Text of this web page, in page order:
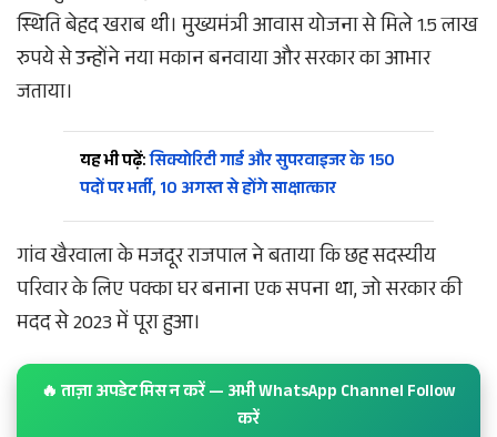
स्थिति बेहद खराब थी। मुख्यमंत्री आवास योजना से मिले 1.5 लाख
रुपये से उन्होंने नया मकान बनवाया और सरकार का आभार
जताया।
यह भी पढ़ें:सिक्योरिटी गार्ड और सुपरवाइजर के 150
पदों पर भर्ती, 10 अगस्त से होंगे साक्षात्कार
गांव खैरवाला के मजदूर राजपाल ने बताया कि छह सदस्यीय
परिवार के लिए पक्का घर बनाना एक सपना था, जो सरकार की
मदद से 2023 में पूरा हुआ।
🔥 ताज़ा अपडेट मिस न करें — अभी WhatsApp Channel Follow
करें